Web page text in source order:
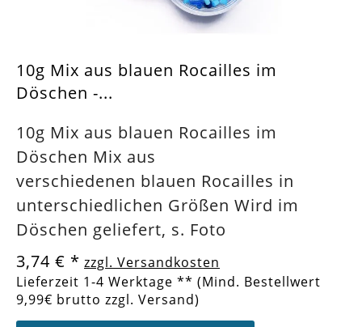
10g Mix aus blauen Rocailles im
Döschen -...
10g Mix aus blauen Rocailles im
Döschen Mix aus
verschiedenen blauen Rocailles in
unterschiedlichen Größen Wird im
Döschen geliefert, s. Foto
3,74 € * zzgl. Versandkosten
Lieferzeit 1-4 Werktage ** (Mind. Bestellwert
9,99€ brutto zzgl. Versand)